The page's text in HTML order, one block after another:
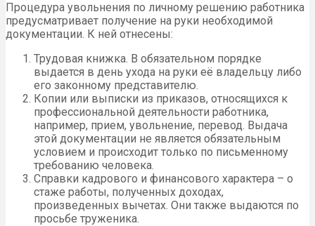
Процедура увольнения по личному решению работника
предусматривает получение на руки необходимой
документации. К ней отнесены:
Трудовая книжка. В обязательном порядке
выдается в день ухода на руки её владельцу либо
его законному представителю.
Копии или выписки из приказов, относящихся к
профессиональной деятельности работника,
например, прием, увольнение, перевод. Выдача
этой документации не является обязательным
условием и происходит только по письменному
требованию человека.
Справки кадрового и финансового характера – о
стаже работы, полученных доходах,
произведенных вычетах. Они также выдаются по
просьбе труженика.